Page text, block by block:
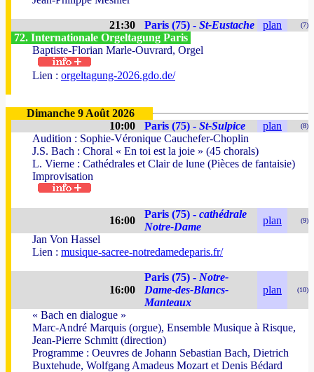
21:30 Paris (75) - St-Eustache plan (7)
72. Internationale Orgeltagung Paris
Baptiste-Florian Marle-Ouvrard, Orgel
Lien : orgeltagung-2026.gdo.de/
Dimanche 9 Août 2026
10:00
Paris (75) - St-Sulpice plan (8)
Audition : Sophie-Véronique Cauchefer-Choplin
J.S. Bach : Choral « En toi est la joie » (45 chorals)
L. Vierne : Cathédrales et Clair de lune (Pièces de fantaisie)
Improvisation
16:00
Paris (75) - cathédrale
Notre-Dame
plan (9)
Jan Von Hassel
Lien : musique-sacree-notredamedeparis.fr/
16:00
Paris (75) - Notre-
Dame-des-Blancs-
Manteaux
plan (10)
« Bach en dialogue »
Marc-André Marquis (orgue), Ensemble Musique à Risque,
Jean-Pierre Schmitt (direction)
Programme : Oeuvres de Johann Sebastian Bach, Dietrich
Buxtehude, Wolfgang Amadeus Mozart et Denis Bédard